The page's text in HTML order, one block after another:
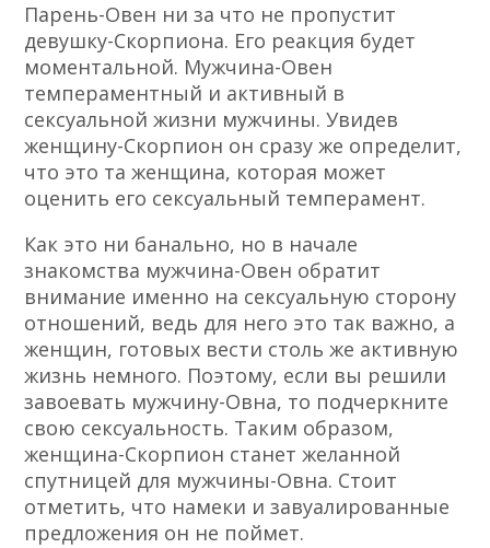
Парень-Овен ни за что не пропустит
девушку-Скорпиона. Его реакция будет
моментальной. Мужчина-Овен
темпераментный и активный в
сексуальной жизни мужчины. Увидев
женщину-Скорпион он сразу же определит,
что это та женщина, которая может
оценить его сексуальный темперамент.
Как это ни банально, но в начале
знакомства мужчина-Овен обратит
внимание именно на сексуальную сторону
отношений, ведь для него это так важно, а
женщин, готовых вести столь же активную
жизнь немного. Поэтому, если вы решили
завоевать мужчину-Овна, то подчеркните
свою сексуальность. Таким образом,
женщина-Скорпион станет желанной
спутницей для мужчины-Овна. Стоит
отметить, что намеки и завуалированные
предложения он не поймет.